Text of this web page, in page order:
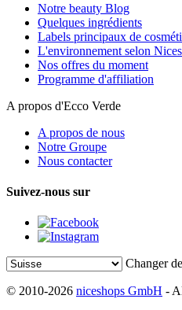
Notre beauty Blog
Quelques ingrédients
Labels principaux de
L'environnement selon
Nos offres du moment
Programme d'affiliation
A propos d'Ecco Verde
A propos de nous
Notre Groupe
Nous contacter
Suivez-nous sur
Changer
© 2010-2026 niceshops GmbH -